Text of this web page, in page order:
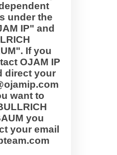
under the
IP" and
If you
OJAM IP
direct your
want to
you
your email